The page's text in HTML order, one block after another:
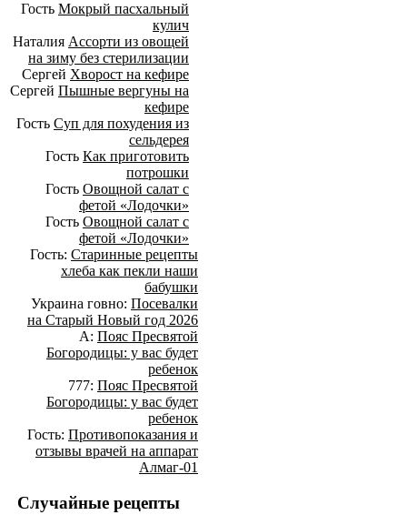
Гость Мокрый пасхальный
кулич
Наталия Ассорти из овощей
на зиму без стерилизации
Сергей Хворост на кефире
Сергей Пышные вергуны на
кефире
Гость Суп для похудения из
сельдерея
Гость Как приготовить
потрошки
Гость Овощной салат с
фетой «Лодочки»
Гость Овощной салат с
фетой «Лодочки»
Гость: Старинные рецепты
хлеба как пекли наши
бабушки
Украина говно: Посевалки
на Старый Новый год 2026
А: Пояс Пресвятой
Богородицы: у вас будет
ребенок
777: Пояс Пресвятой
Богородицы: у вас будет
ребенок
Гость: Противопоказания и
отзывы врачей на аппарат
Алмаг-01
Случайные рецепты